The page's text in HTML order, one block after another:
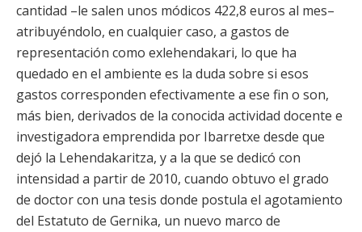
cantidad –le salen unos módicos 422,8 euros al mes–
atribuyéndolo, en cualquier caso, a gastos de
representación como exlehendakari, lo que ha
quedado en el ambiente es la duda sobre si esos
gastos corresponden efectivamente a ese fin o son,
más bien, derivados de la conocida actividad docente e
investigadora emprendida por Ibarretxe desde que
dejó la Lehendakaritza, y a la que se dedicó con
intensidad a partir de 2010, cuando obtuvo el grado
de doctor con una tesis donde postula el agotamiento
del Estatuto de Gernika, un nuevo marco de